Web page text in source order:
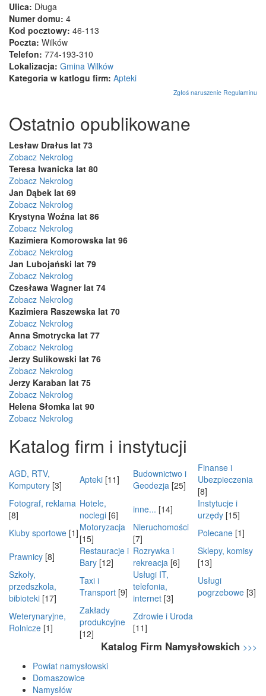
Ulica: Długa
Numer domu: 4
Kod pocztowy: 46-113
Poczta: Wilków
Telefon: 774-193-310
Lokalizacja: Gmina Wilków
Kategoria w katlogu firm: Apteki
Zgłoś naruszenie Regulaminu
Ostatnio opublikowane
Lesław Drałus lat 73
Zobacz Nekrolog
Teresa Iwanicka lat 80
Zobacz Nekrolog
Jan Dąbek lat 69
Zobacz Nekrolog
Krystyna Woźna lat 86
Zobacz Nekrolog
Kazimiera Komorowska lat 96
Zobacz Nekrolog
Jan Lubojański lat 79
Zobacz Nekrolog
Czesława Wagner lat 74
Zobacz Nekrolog
Kazimiera Raszewska lat 70
Zobacz Nekrolog
Anna Smotrycka lat 77
Zobacz Nekrolog
Jerzy Sulikowski lat 76
Zobacz Nekrolog
Jerzy Karaban lat 75
Zobacz Nekrolog
Helena Słomka lat 90
Zobacz Nekrolog
Katalog firm i instytucji
AGD, RTV,
Komputery [3] Apteki [11]
Budownictwo i
Geodezja [25]
Finanse i
Ubezpieczenia
[8]
Fotograf, reklama
[8]
Hotele,
noclegi [6] inne... [14]
Instytucje i
urzędy [15]
Kluby sportowe [1] Motoryzacja
[15]
Nieruchomości
[7]
Polecane [1]
Prawnicy [8]
Restauracje i
Bary [12]
Rozrywka i
rekreacja [6]
Sklepy, komisy
[13]
Szkoły,
przedszkola,
bibioteki [17]
Taxi i
Transport [9]
Usługi IT,
telefonia,
internet [3]
Usługi
pogrzebowe [3]
Weterynaryjne,
Rolnicze [1]
Zakłady
produkcyjne
[12]
Zdrowie i Uroda
[11]
Katalog Firm Namysłowskich >>>
Powiat namysłowski
Domaszowice
Namysłów